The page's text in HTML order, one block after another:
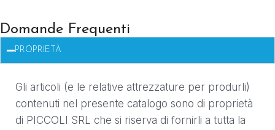
Domande Frequenti
PROPRIETÀ
Gli articoli (e le relative attrezzature per produrli)
contenuti nel presente catalogo sono di proprietà
di PICCOLI SRL che si riserva di fornirli a tutta la